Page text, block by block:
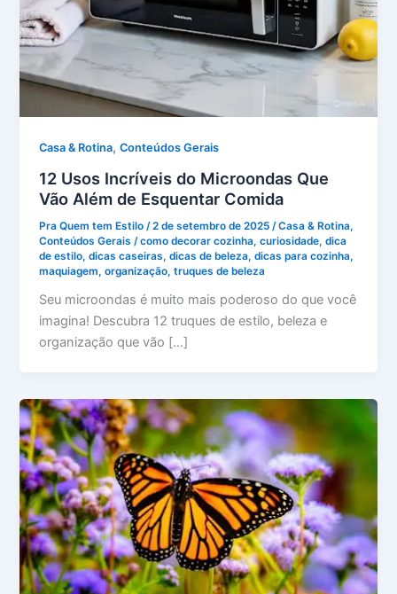
Casa & Rotina,Conteúdos Gerais
12 Usos Incríveis do Microondas Que
Vão Além de Esquentar Comida
Pra Quem tem Estilo /2 de setembro de 2025 /Casa & Rotina,
Conteúdos Gerais /como decorar cozinha,curiosidade,dica
de estilo,dicas caseiras,dicas de beleza,dicas para cozinha,
maquiagem,organização,truques de beleza
Seu microondas é muito mais poderoso do que você
imagina! Descubra 12 truques de estilo, beleza e
organização que vão […]